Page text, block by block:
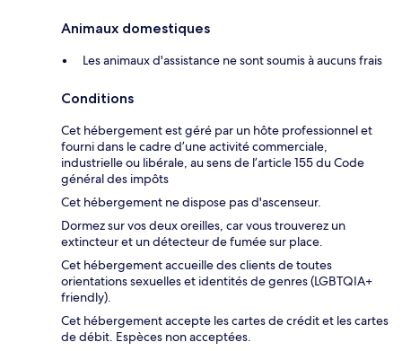
Animaux domestiques
Les animaux d'assistance ne sont soumis à aucuns frais
Conditions
Cet hébergement est géré par un hôte professionnel et
fourni dans le cadre d’une activité commerciale,
industrielle ou libérale, au sens de l’article 155 du Code
général des impôts
Cet hébergement ne dispose pas d'ascenseur.
Dormez sur vos deux oreilles, car vous trouverez un
extincteur et un détecteur de fumée sur place.
Cet hébergement accueille des clients de toutes
orientations sexuelles et identités de genres (LGBTQIA+
friendly).
Cet hébergement accepte les cartes de crédit et les cartes
de débit. Espèces non acceptées.